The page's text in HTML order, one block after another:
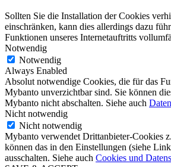
Sollten Sie die Installation der Cookies
einschränken, kann dies allerdings dazu
Funktionen unseres Internetauftritts
Notwendig
Notwendig
Always Enabled
Absolut notwendige Cookies, die für das
Mybanto unverzichtbar sind. Sie können
Mybanto nicht abschalten. Siehe auch
Nicht notwendig
Nicht notwendig
Mybanto verwendet Drittanbieter-Cookies
können das in den Einstellungen (siehe
ausschalten. Siehe auch Cookies und